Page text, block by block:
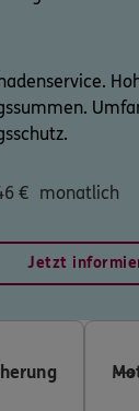
€ monatlich
Jetzt